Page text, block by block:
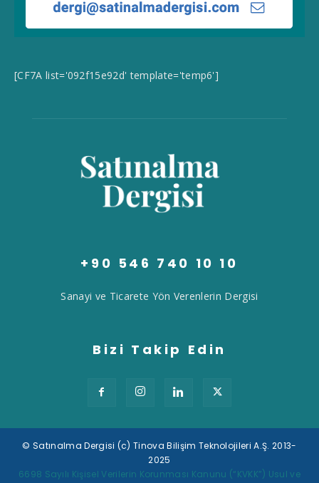
Tek Tıkla Ödeme Kolaylığı
[CF7A list='092f15e92d' template='temp6']
+90 546 740 10 10
Sanayi ve Ticarete Yön Verenlerin Dergisi
Bizi Takip Edin
© Satınalma Dergisi (c) Tinova Bilişim Teknolojileri A.Ş. 2013-
2025
6698 Sayılı Kişisel Verilerin Korunması Kanunu (“KVKK”) Usul ve